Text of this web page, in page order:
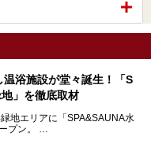
浴施設が堂々誕生！「S
」を徹底取材
地エリアに「SPA&SAUNA水
プン。